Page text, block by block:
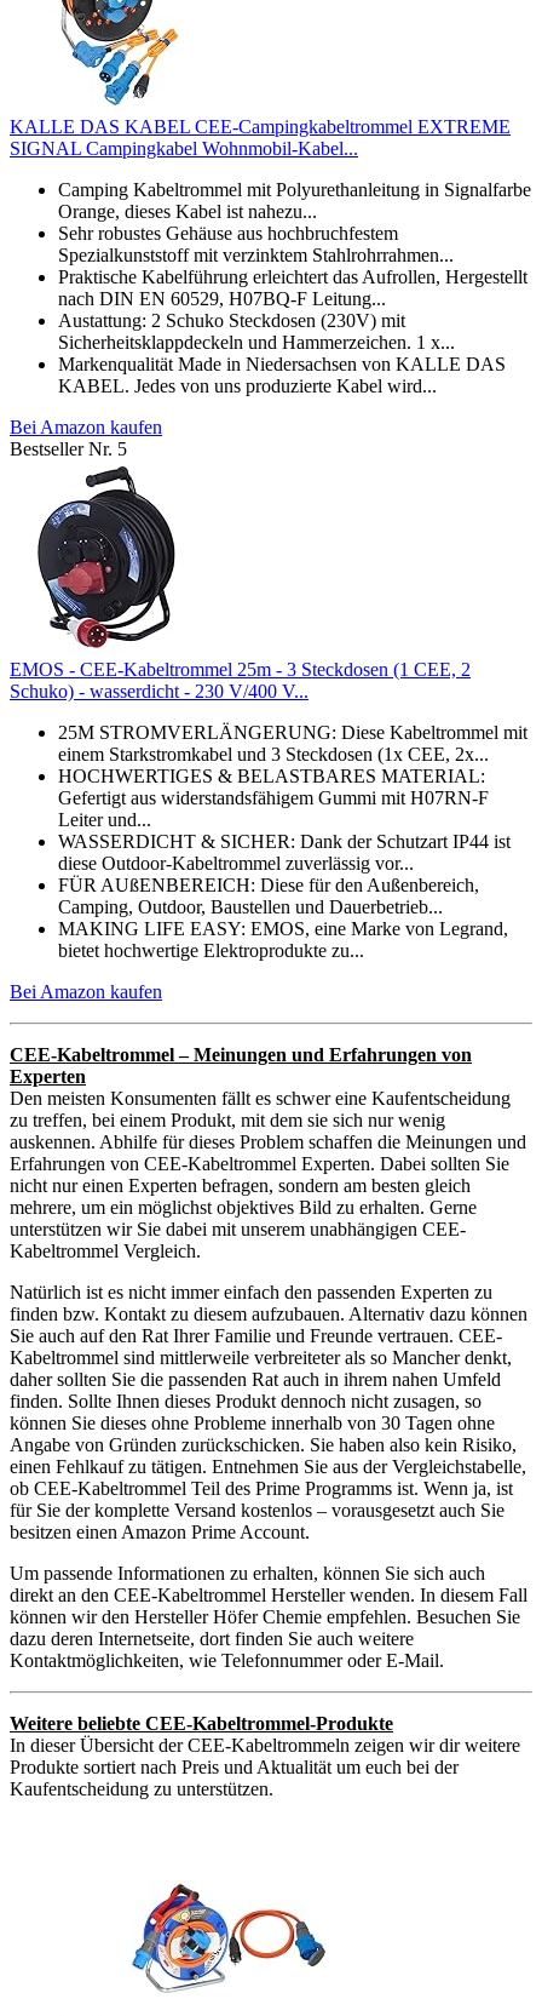
KALLE DAS KABEL CEE-Campingkabeltrommel EXTREME
SIGNAL Campingkabel Wohnmobil-Kabel...
Camping Kabeltrommel mit Polyurethanleitung in Signalfarbe
Orange, dieses Kabel ist nahezu...
Sehr robustes Gehäuse aus hochbruchfestem
Spezialkunststoff mit verzinktem Stahlrohrrahmen...
Praktische Kabelführung erleichtert das Aufrollen, Hergestellt
nach DIN EN 60529, H07BQ-F Leitung...
Austattung: 2 Schuko Steckdosen (230V) mit
Sicherheitsklappdeckeln und Hammerzeichen. 1 x...
Markenqualität Made in Niedersachsen von KALLE DAS
KABEL. Jedes von uns produzierte Kabel wird...
Bei Amazon kaufen
Bestseller Nr. 5
EMOS - CEE-Kabeltrommel 25m - 3 Steckdosen (1 CEE, 2
Schuko) - wasserdicht - 230 V/400 V...
25M STROMVERLÄNGERUNG: Diese Kabeltrommel mit
einem Starkstromkabel und 3 Steckdosen (1x CEE, 2x...
HOCHWERTIGES & BELASTBARES MATERIAL:
Gefertigt aus widerstandsfähigem Gummi mit H07RN-F
Leiter und...
WASSERDICHT & SICHER: Dank der Schutzart IP44 ist
diese Outdoor-Kabeltrommel zuverlässig vor...
FÜR AUßENBEREICH: Diese für den Außenbereich,
Camping, Outdoor, Baustellen und Dauerbetrieb...
MAKING LIFE EASY: EMOS, eine Marke von Legrand,
bietet hochwertige Elektroprodukte zu...
Bei Amazon kaufen
CEE-Kabeltrommel – Meinungen und Erfahrungen von
Experten
Den meisten Konsumenten fällt es schwer eine Kaufentscheidung
zu treffen, bei einem Produkt, mit dem sie sich nur wenig
auskennen. Abhilfe für dieses Problem schaffen die Meinungen und
Erfahrungen von CEE-Kabeltrommel Experten. Dabei sollten Sie
nicht nur einen Experten befragen, sondern am besten gleich
mehrere, um ein möglichst objektives Bild zu erhalten. Gerne
unterstützen wir Sie dabei mit unserem unabhängigen CEE-
Kabeltrommel Vergleich.
Natürlich ist es nicht immer einfach den passenden Experten zu
finden bzw. Kontakt zu diesem aufzubauen. Alternativ dazu können
Sie auch auf den Rat Ihrer Familie und Freunde vertrauen. CEE-
Kabeltrommel sind mittlerweile verbreiteter als so Mancher denkt,
daher sollten Sie die passenden Rat auch in ihrem nahen Umfeld
finden. Sollte Ihnen dieses Produkt dennoch nicht zusagen, so
können Sie dieses ohne Probleme innerhalb von 30 Tagen ohne
Angabe von Gründen zurückschicken. Sie haben also kein Risiko,
einen Fehlkauf zu tätigen. Entnehmen Sie aus der Vergleichstabelle,
ob CEE-Kabeltrommel Teil des Prime Programms ist. Wenn ja, ist
für Sie der komplette Versand kostenlos – vorausgesetzt auch Sie
besitzen einen Amazon Prime Account.
Um passende Informationen zu erhalten, können Sie sich auch
direkt an den CEE-Kabeltrommel Hersteller wenden. In diesem Fall
können wir den Hersteller Höfer Chemie empfehlen. Besuchen Sie
dazu deren Internetseite, dort finden Sie auch weitere
Kontaktmöglichkeiten, wie Telefonnummer oder E-Mail.
Weitere beliebte CEE-Kabeltrommel-Produkte
In dieser Übersicht der CEE-Kabeltrommeln zeigen wir dir weitere
Produkte sortiert nach Preis und Aktualität um euch bei der
Kaufentscheidung zu unterstützen.